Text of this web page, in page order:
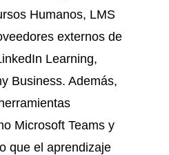
Humanos, LMS
externos de
Learning,
Business. Además,
Microsoft Teams y
que el aprendizaje